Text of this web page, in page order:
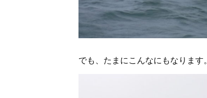
でも、たまにこんなにもなります。